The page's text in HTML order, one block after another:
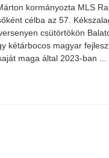
kormányozta MLS
célba az 57.
csütörtökön
kétárbocos magyar
maga által 2023-ban ...